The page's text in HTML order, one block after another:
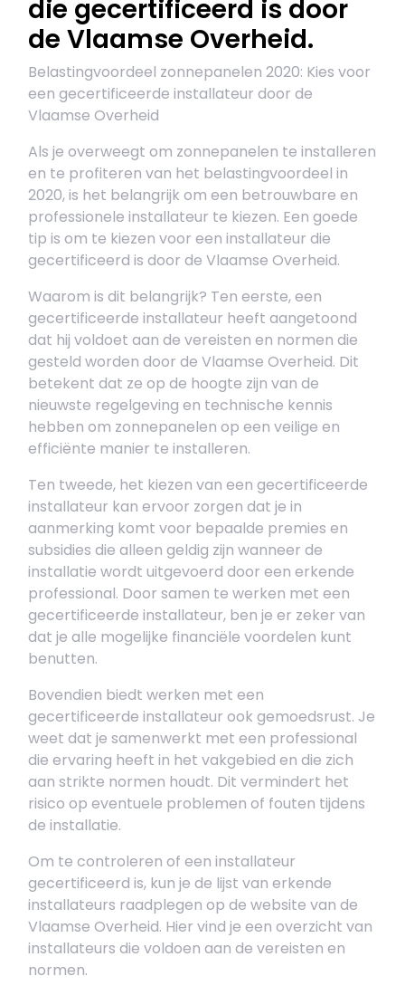
die gecertificeerd is door
de Vlaamse Overheid.
Belastingvoordeel zonnepanelen 2020: Kies voor
een gecertificeerde installateur door de
Vlaamse Overheid
Als je overweegt om zonnepanelen te installeren
en te profiteren van het belastingvoordeel in
2020, is het belangrijk om een betrouwbare en
professionele installateur te kiezen. Een goede
tip is om te kiezen voor een installateur die
gecertificeerd is door de Vlaamse Overheid.
Waarom is dit belangrijk? Ten eerste, een
gecertificeerde installateur heeft aangetoond
dat hij voldoet aan de vereisten en normen die
gesteld worden door de Vlaamse Overheid. Dit
betekent dat ze op de hoogte zijn van de
nieuwste regelgeving en technische kennis
hebben om zonnepanelen op een veilige en
efficiënte manier te installeren.
Ten tweede, het kiezen van een gecertificeerde
installateur kan ervoor zorgen dat je in
aanmerking komt voor bepaalde premies en
subsidies die alleen geldig zijn wanneer de
installatie wordt uitgevoerd door een erkende
professional. Door samen te werken met een
gecertificeerde installateur, ben je er zeker van
dat je alle mogelijke financiële voordelen kunt
benutten.
Bovendien biedt werken met een
gecertificeerde installateur ook gemoedsrust. Je
weet dat je samenwerkt met een professional
die ervaring heeft in het vakgebied en die zich
aan strikte normen houdt. Dit vermindert het
risico op eventuele problemen of fouten tijdens
de installatie.
Om te controleren of een installateur
gecertificeerd is, kun je de lijst van erkende
installateurs raadplegen op de website van de
Vlaamse Overheid. Hier vind je een overzicht van
installateurs die voldoen aan de vereisten en
normen.